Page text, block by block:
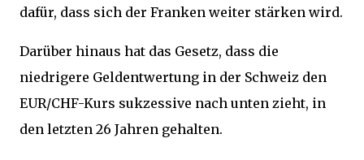
dafür, dass sich der Franken weiter stärken wird.
Darüber hinaus hat das Gesetz, dass die
niedrigere Geldentwertung in der Schweiz den
EUR/CHF-Kurs sukzessive nach unten zieht, in
den letzten 26 Jahren gehalten.